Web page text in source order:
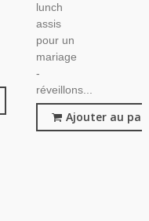
lunch
assis
pour un
mariage
-
réveillons...
Ajouter au